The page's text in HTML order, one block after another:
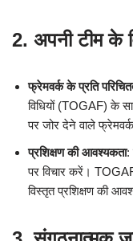
2. अपनी टीम के
फ्रेमवर्क के प्रति
विधियों (TOGAF) के
पर जोर देने वाले
प्रशिक्षण की आवश्यकता:
पर विचार करें।
विस्तृत प्रशिक्षण की